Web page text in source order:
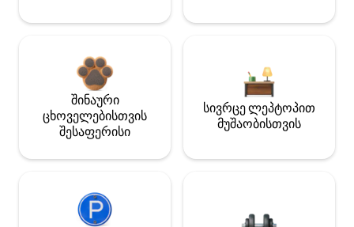
შინაური
ცხოველებისთვის
შესაფერისი
სივრცე ლეპტოპით
მუშაობისთვის